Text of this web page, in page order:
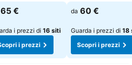
65 €
i prezzi di 16 siti
i prezzi
da 60 €
Guarda i prezzi di 18
Scopri i prezzi